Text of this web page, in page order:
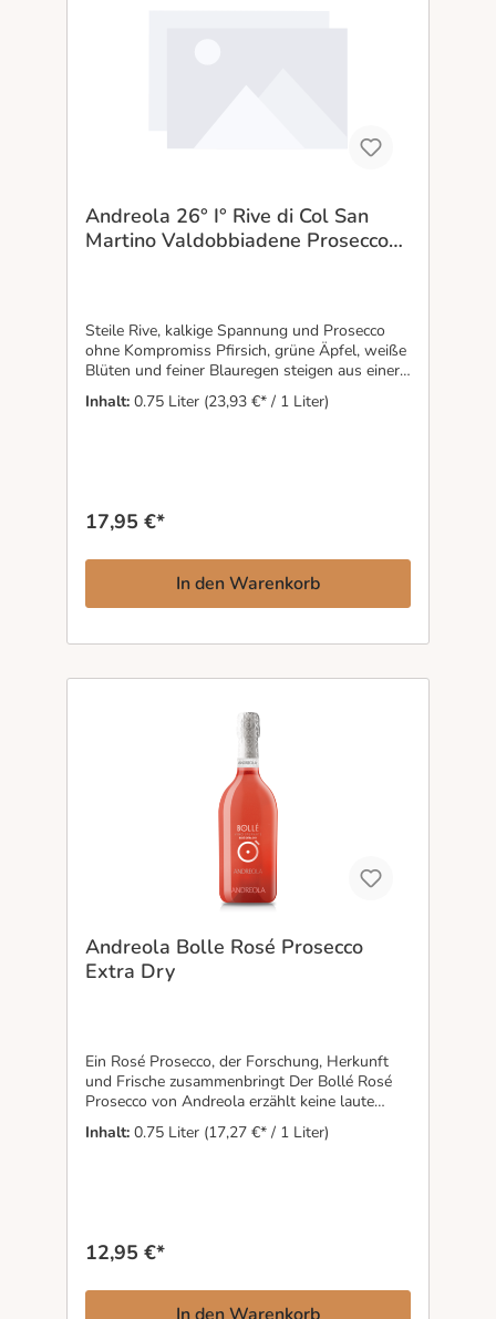
Andreola 26° I° Rive di Col San
Martino Valdobbiadene Prosecco
Steile Rive, kalkige Spannung und Prosecco
ohne Kompromiss Pfirsich, grüne Äpfel, weiße
Blüten und feiner Blauregen steigen aus einer
kristallinen, lang anhaltenden Perlage auf. Der
26° I° Rive di Col San Martino Extra Brut
Präzision, Spannung und mineralische Klarheit,
bleibt dabei aber cremig und elegant. Ein
trinken möchten.
Inhalt: 0.75 Liter (23,93 €* / 1 Liter)
17,95 €*
In den Warenkorb
Andreola Bolle Rosé Prosecco
Extra Dry
Ein Rosé Prosecco, der Forschung, Herkunft
und Frische zusammenbringt Der Bollé Rosé
Prosecco von Andreola erzählt keine laute
Geschichte — eher eine, der man aufmerksam
zuhören sollte. Feine Perlage, cremige Textur
wird es durch die seltene Rebsorte Manzoni
Moscato, eine Kreuzung aus Raboso Piave und
Inhalt: 0.75 Liter (17,27 €* / 1 Liter)
12,95 €*